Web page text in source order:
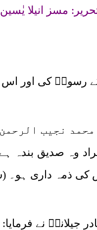
مسز انیلا
رسولؐ کی اور اس
نجیب
وہ صدیق
کی ذمہ داری ہو۔
جیلانیؓ نے فرمایا: